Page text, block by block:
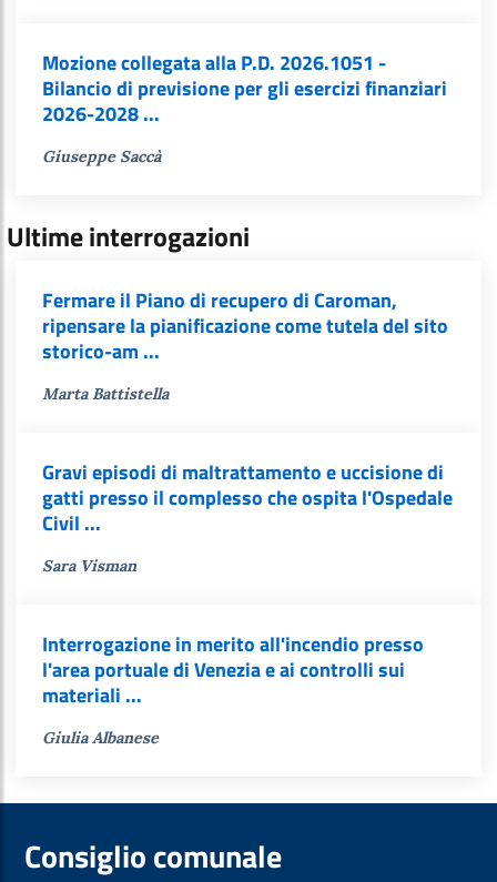
Mozione collegata alla P.D. 2026.1051 -
Bilancio di previsione per gli esercizi finanziari
2026-2028 ...
Giuseppe Saccà
Ultime interrogazioni
Fermare il Piano di recupero di Caroman,
ripensare la pianificazione come tutela del sito
storico-am ...
Marta Battistella
Gravi episodi di maltrattamento e uccisione di
gatti presso il complesso che ospita l'Ospedale
Civil ...
Sara Visman
Interrogazione in merito all'incendio presso
l'area portuale di Venezia e ai controlli sui
materiali ...
Giulia Albanese
Consiglio comunale